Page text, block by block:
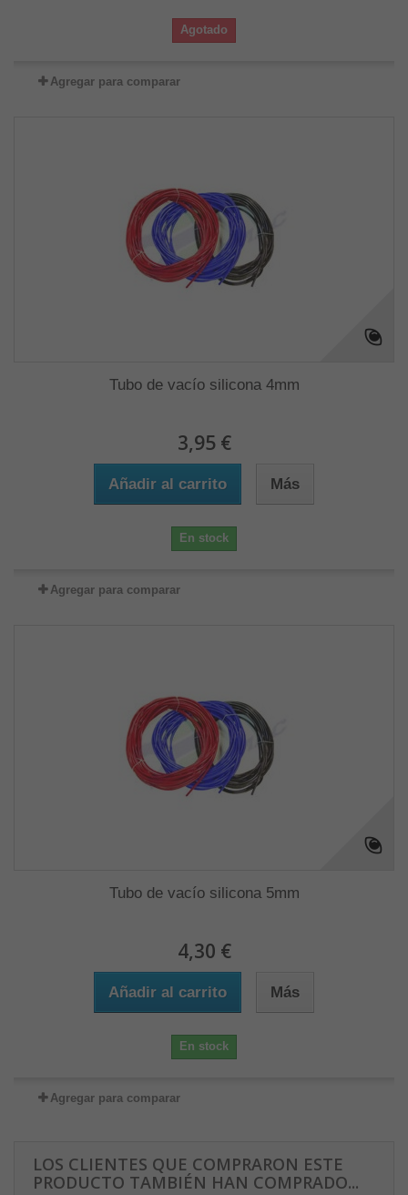
Agotado
Agregar para comparar
Tubo de vacío silicona 4mm
3,95 €
Añadir al carrito Más
En stock
Agregar para comparar
Tubo de vacío silicona 5mm
4,30 €
Añadir al carrito Más
En stock
Agregar para comparar
LOS CLIENTES QUE COMPRARON ESTE
PRODUCTO TAMBIÉN HAN COMPRADO...